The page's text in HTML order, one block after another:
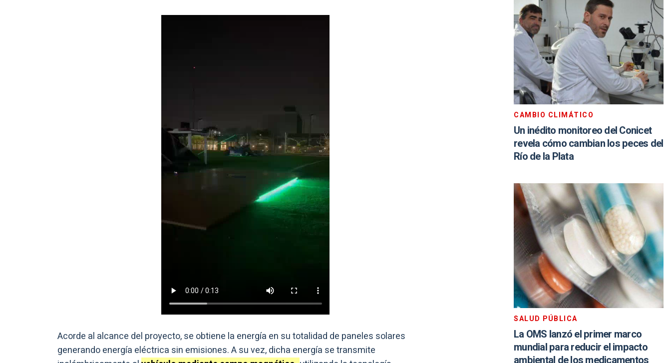
Acorde al alcance del proyecto, se obtiene la energía en su totalidad de paneles solares
generando energía eléctrica sin emisiones. A su vez, dicha energía se transmite
CAMBIO CLIMÁTICO
Un inédito monitoreo del Conicet
revela cómo cambian los peces del
Río de la Plata
SALUD PÚBLICA
La OMS lanzó el primer marco
mundial para reducir el impacto